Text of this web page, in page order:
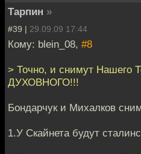
Тарпин »
#39 | 29.09.09 17:44
Кому: blein_08, #8
> Точно, и снимут Нашего
ДУХОВНОГО!!!
Бондарчук и Михалков
1.У Скайнета будут